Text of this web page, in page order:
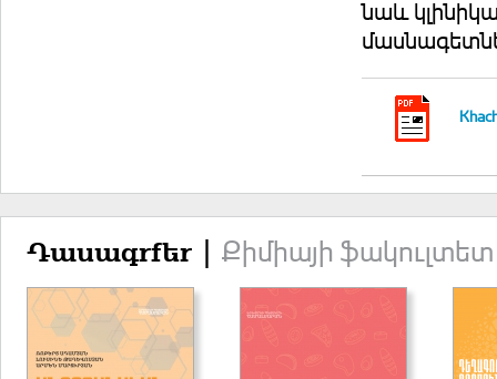
նաև
Դասագրքեր | Քիմիայի ֆակուլտետ